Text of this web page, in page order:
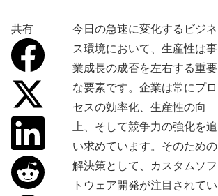
共有
今日の急速に変化するビジネ
ス環境において、生産性は事
業成長の成否を左右する重要
な要素です。企業は常にプロ
セスの効率化、生産性の向
上、そして競争力の強化を追
い求めています。そのための
解決策として、カスタムソフ
トウェア開発が注目されてい